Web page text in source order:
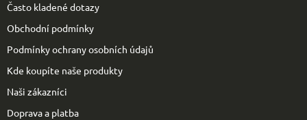
Často kladené dotazy
Obchodní podmínky
Podmínky ochrany osobních údajů
Kde koupíte naše produkty
Naši zákazníci
Doprava a platba